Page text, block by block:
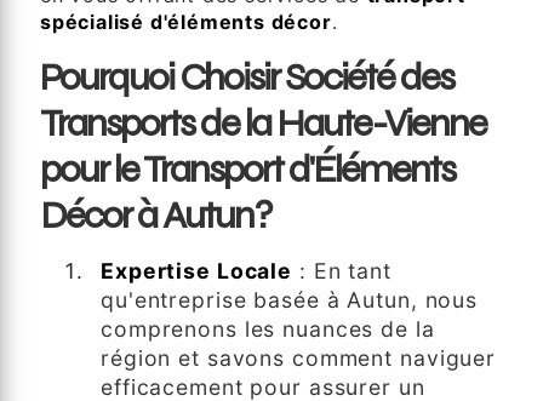
spécialisé d'éléments décor.
Pourquoi Choisir Société des
Transports de la Haute-Vienne
pour le Transport d'Éléments
Décor à Autun?
Expertise Locale : En tant
qu'entreprise basée à Autun, nous
comprenons les nuances de la
région et savons comment naviguer
efficacement pour assurer un